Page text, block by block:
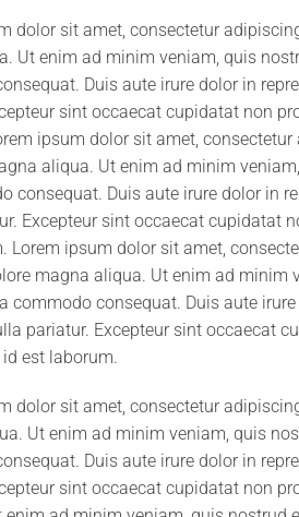
dolor sit amet, consectetur
Ut enim ad minim veniam, quis
Duis aute irure dolor in
sint occaecat cupidatat non
ipsum dolor sit amet,
aliqua. Ut enim ad minim
consequat. Duis aute irure dolor in
Excepteur sint occaecat cupidatat
Lorem ipsum dolor sit amet,
magna aliqua. Ut enim ad
commodo consequat. Duis aute
pariatur. Excepteur sint occaecat
est laborum.
dolor sit amet, consectetur
Ut enim ad minim veniam, quis
Duis aute irure dolor in
sint occaecat cupidatat non